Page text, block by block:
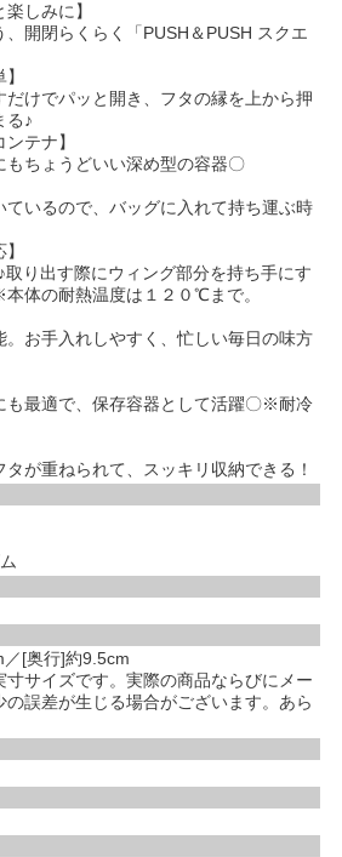
しみに】
、開閉らくらく「PUSH＆PUSH スクエ
だけでパッと開き、フタの縁を上から押
る♪
テナ】
もちょうどいい深め型の容器〇
ているので、バッグに入れて持ち運ぶ時
取り出す際にウィング部分を持ち手にす
体の耐熱温度は１２０℃まで。
。お手入れしやすく、忙しい毎日の味方
も最適で、保存容器として活躍〇※耐冷
タが重ねられて、スッキリ収納できる！
[奥行]約9.5cm
サイズです。実際の商品ならびにメー
誤差が生じる場合がございます。あら